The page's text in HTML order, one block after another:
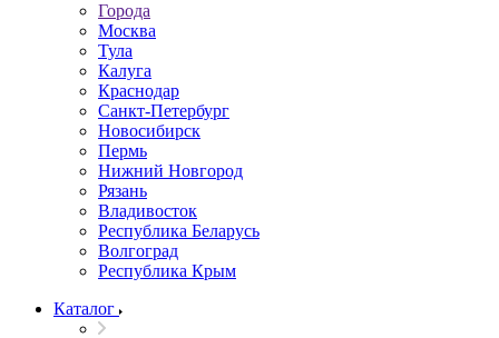
Города
Москва
Тула
Калуга
Краснодар
Санкт-Петербург
Новосибирск
Пермь
Нижний Новгород
Рязань
Владивосток
Республика Беларусь
Волгоград
Республика Крым
Каталог